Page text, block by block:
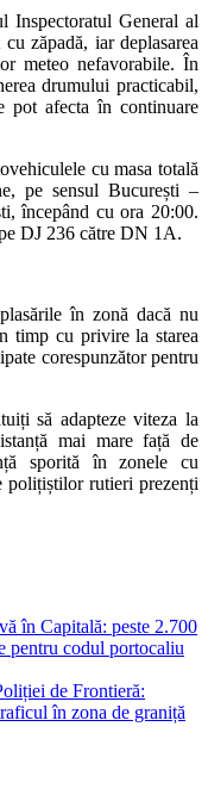
Inspectoratul General al
zăpadă, iar deplasarea
meteo nefavorabile. În
drumului practicabil,
pot afecta în continuare
cu masa totală
pe sensulBucurești –
, începând cu ora 20:00.
DJ 236 către DN 1A.
în zonă dacă nu
timp cu privire la starea
corespunzător pentru
să adapteze viteza la
mai mare față de
sporită în zonele cu
polițiștilor rutieri prezenți
în Capitală: peste 2.700
pentru codul portocaliu
de Frontieră:
în zona de graniță